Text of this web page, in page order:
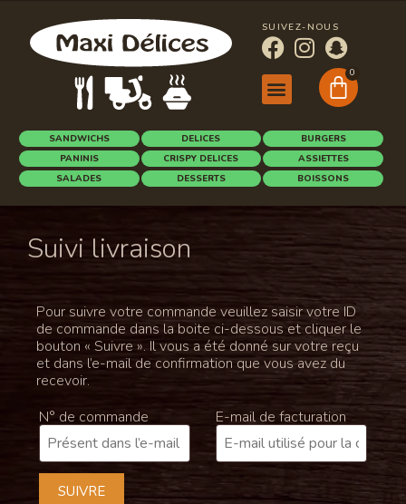
SUIVEZ-NOUS
0
SANDWICHS
PANINIS
SALADES
DELICES
CRISPY DELICES
DESSERTS
BURGERS
ASSIETTES
BOISSONS
Suivi livraison
Pour suivre votre commande veuillez saisir votre ID
de commande dans la boite ci-dessous et cliquer le
bouton « Suivre ». Il vous a été donné sur votre reçu
et dans l’e-mail de confirmation que vous avez du
recevoir.
N° de commande
E-mail de facturation
SUIVRE